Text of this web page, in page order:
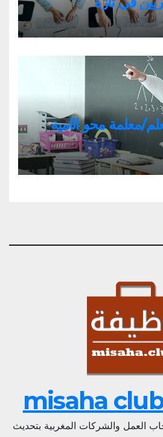
معلمة محو الأمية
misaha
العمل والشركات المغربية بتحديث